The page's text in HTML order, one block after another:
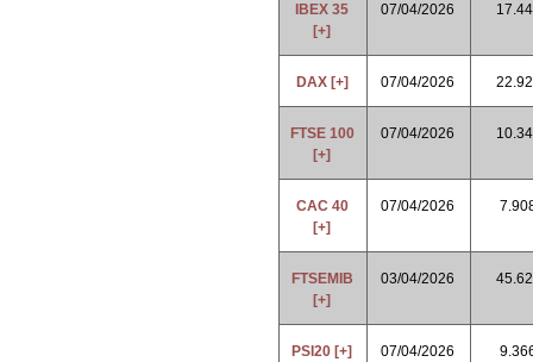
IBEX 35
[+]
07/04/2026
DAX [+] 07/04/2026
FTSE 100
[+]
07/04/2026
CAC 40
[+]
07/04/2026
FTSEMIB
[+]
03/04/2026
PSI20 [+] 07/04/2026